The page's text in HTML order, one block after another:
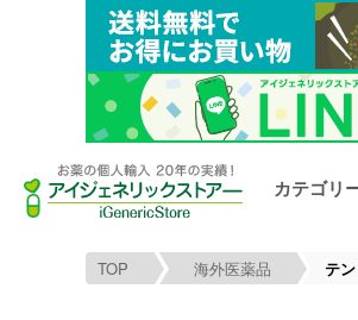
カテゴリ
TOP 海外医薬品 テ